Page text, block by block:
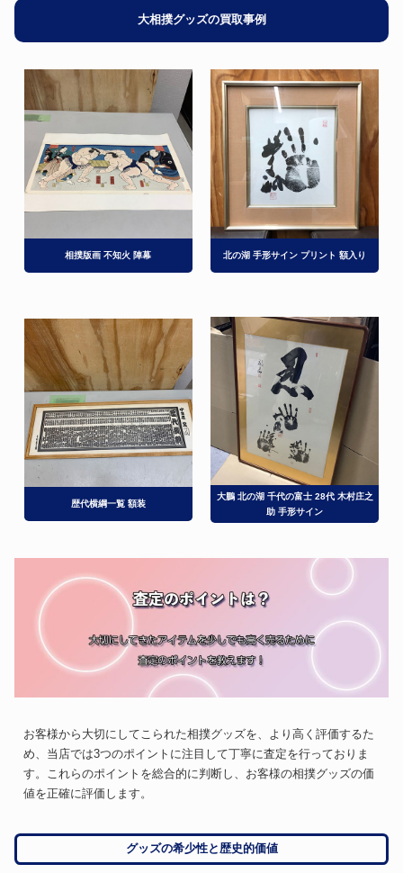
大相撲グッズの買取事例
相撲版画 不知火 陣幕 北の湖 手形サイン プリント 額入り
歴代横綱一覧 額装
大鵬 北の湖 千代の富士 28代 木村庄之
助 手形サイン
お客様から大切にしてこられた相撲グッズを、より高く評価するた
め、当店では3つのポイントに注目して丁寧に査定を行っておりま
す。これらのポイントを総合的に判断し、お客様の相撲グッズの価
値を正確に評価します。
グッズの希少性と歴史的価値